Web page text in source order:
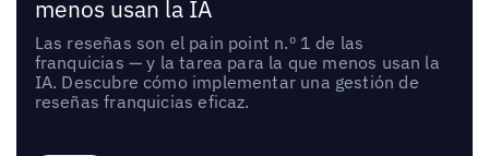
menos usan la IA
Las reseñas son el pain point n.º 1 de las
franquicias — y la tarea para la que menos usan la
IA. Descubre cómo implementar una gestión de
reseñas franquicias eficaz.